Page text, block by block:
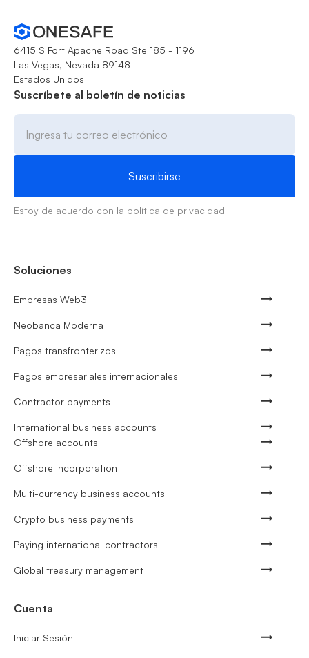
6415 S Fort Apache Road Ste 185 - 1196
Las Vegas, Nevada 89148
Estados Unidos
Suscríbete al boletín de noticias
Estoy de acuerdo con la política de privacidad
Soluciones
Empresas Web3
Neobanca Moderna
Pagos transfronterizos
Pagos empresariales internacionales
Contractor payments
International business accounts
Offshore accounts
Offshore incorporation
Multi-currency business accounts
Crypto business payments
Paying international contractors
Global treasury management
Cuenta
Iniciar Sesión